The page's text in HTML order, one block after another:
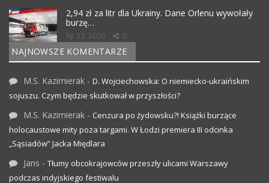
2,94 zł za litr dla Ukrainy. Dane Orlenu wywołały
burzę…
lip 23, 2026 0
NAJNOWSZE KOMENTARZE
M.S. Kazimierak - D. Wojciechowska: O niemiecko-ukraińskim
sojuszu. Czym będzie skutkował w przyszłości?
M.S. Kazimierak - Cenzura po żydowsku?! Książki burzące
holocaustowe mity poza targami. W Łodzi premiera III odcinka
„Sąsiadów” Jacka Międlara
Jans - Tłumy obcokrajowców przeszły ulicami Warszawy
podczas indyjskiego festiwalu